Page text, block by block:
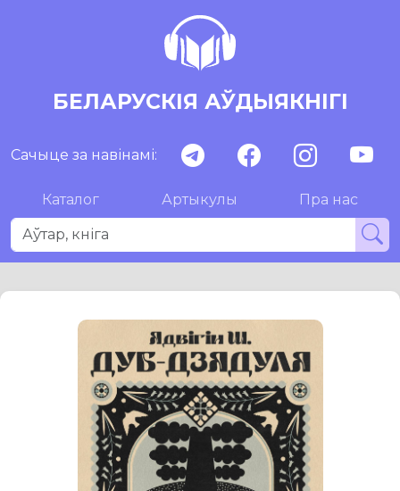
БЕЛАРУСКІЯ АЎДЫЯКНІГІ
Сачыце за навінамі:
Каталог Артыкулы Пра нас